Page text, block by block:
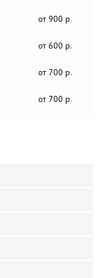
от 900 р.
от 600 р.
от 700 р.
от 700 р.